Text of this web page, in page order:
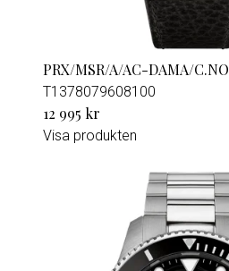
PRX/MSR/A/AC-DAMA/
T1378079608100
12 995 kr
Visa produkten